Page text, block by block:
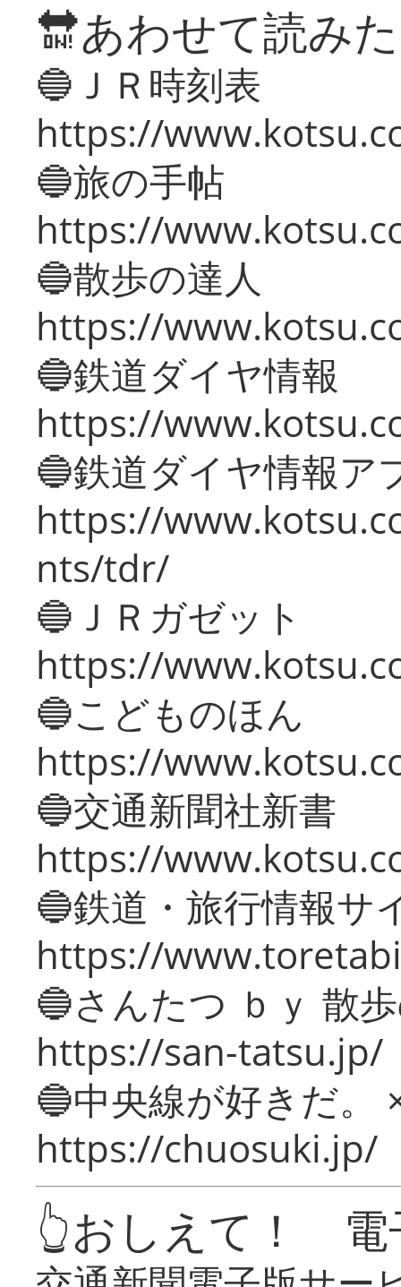
🔛あわせて読み
🔵ＪＲ時刻表
https://
🔵旅の手帖
https://
🔵散歩の達人
https://
🔵鉄道ダイヤ情報
https://
🔵鉄道ダイヤ情報ア
https://
nts/tdr/
🔵ＪＲガゼット
https://
🔵こどものほん
https://
🔵交通新聞社新書
https://
🔵鉄道・旅行情報サ
https://
🔵さんたつ ｂｙ 散
https://san-tatsu.jp/
🔵中央線が好きだ。
https://chuosuki.jp/
👆おしえて！ 電